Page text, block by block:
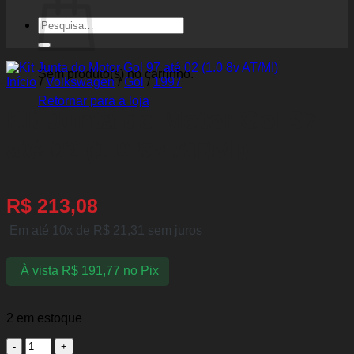
Sem produto(s) no carrinho.
Retornar para a loja
Pesquisar
por:
Início / Volkswagen / Gol / 1997
R$ 213,08
Em até 10x de R$ 21,31 sem juros
À vista R$191,77 no Pix
2 em estoque
Kit